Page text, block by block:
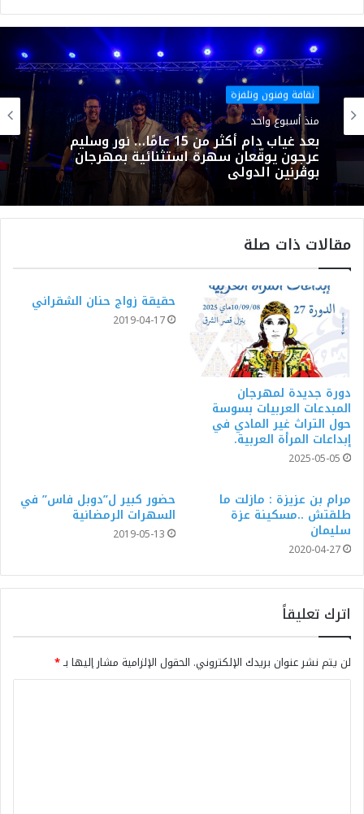
الويب
ثقافة وفنون وتلفزة
منذ أسبوع واحد
بعد غياب دام أكثر من 15 عامًا… نور وسليم
عرجون يوقّعان سهرة استثنائية بمهرجان
بوڨرنين الدولي
مقالات ذات صلة
دورة جديدة لمهرجان
المبدعات العربيات بسوسة
حول التراث غير المادي في
إبداعات المرأة العربية.
2025-05-05
حقيقة زواج حنان الشقراني
2019-04-17
مرام بن عزيزة : مازلت ما
طلقتش ..مسكينة عزة
سليمان
2020-04-27
حضور كبير ل”دوبل فاس” في
السهرات الرمضانية
2019-05-13
اترك تعليقاً
لن يتم نشر عنوان بريدك الإلكتروني. الحقول الإلزامية مشار إليها بـ*